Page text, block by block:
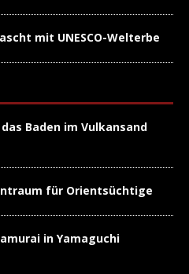
mit UNESCO-Welterbe
Baden im Vulkansand
für Orientsüchtige
in Yamaguchi